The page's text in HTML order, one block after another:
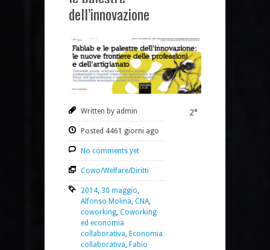
dell’innovazione
Written by admin
Posted 4461 giorni ago
No comments yet
Cowo/Welfare/Diritti
2014, 30 maggio,
Alfonso Molina, CNA,
coworking, Coworking
ed economia
collaborativa, Economia
collaborativa, Fabio
2°